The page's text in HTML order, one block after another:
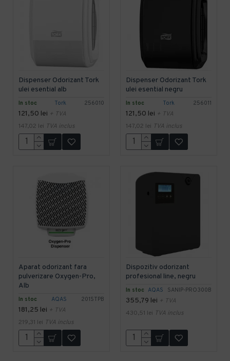
In stoc Tork 256010
Dispenser Odorizant Tork
ulei esential alb
121,50 lei + TVA
147,02 lei TVA inclus
In stoc Tork 256011
Dispenser Odorizant Tork
ulei esential negru
121,50 lei + TVA
147,02 lei TVA inclus
In stoc AQAS 201STPB
Aparat odorizant fara
pulverizare Oxygen-Pro,
Alb
181,25 lei + TVA
219,31 lei TVA inclus
In stoc AQAS SANIP-PRO300B
Dispozitiv odorizant
profesional line, negru
355,79 lei + TVA
430,51 lei TVA inclus